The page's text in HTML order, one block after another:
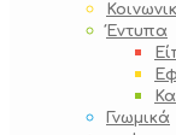
Έντυπα
Γνωμικά